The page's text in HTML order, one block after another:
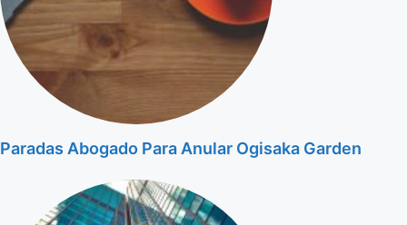
Paradas Abogado Para Anular Ogisaka Garden